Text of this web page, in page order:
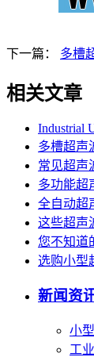
下一篇： 多槽
相关文章
Industrial
多槽超声
常见超声
多功能超
全自动超
这些超声
您不知道
选购小型
新闻资
小
工